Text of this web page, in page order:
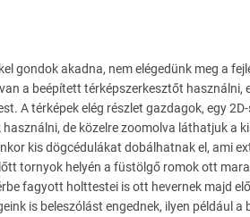
gondok akadna, nem elégedünk meg a
a beépített térképszerkesztőt használni,
A térképek elég részlet gazdagok, egy
de közelre zoomolva láthatjuk a
kis dögcédulákat dobálhatnak el, ami
tornyok helyén a füstölgő romok ott
fagyott holttestei is ott hevernek majd
is beleszólást engednek, ilyen például